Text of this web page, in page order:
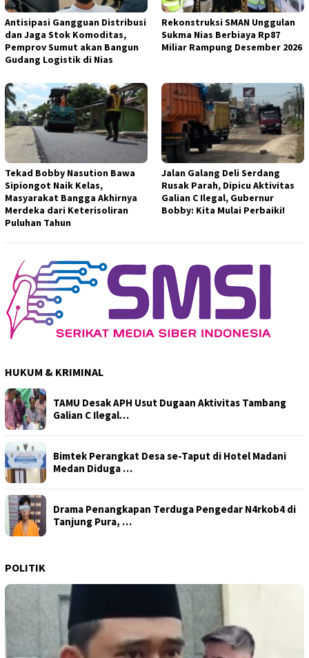
Antisipasi Gangguan Distribusi
dan Jaga Stok Komoditas,
Pemprov Sumut akan Bangun
Gudang Logistik di Nias
Rekonstruksi SMAN Unggulan
Sukma Nias Berbiaya Rp87
Miliar Rampung Desember 2026
Tekad Bobby Nasution Bawa
Sipiongot Naik Kelas,
Masyarakat Bangga Akhirnya
Merdeka dari Keterisoliran
Puluhan Tahun
Jalan Galang Deli Serdang
Rusak Parah, Dipicu Aktivitas
Galian C Ilegal, Gubernur
Bobby: Kita Mulai Perbaiki!
HUKUM & KRIMINAL
TAMU Desak APH Usut Dugaan Aktivitas Tambang
Galian C Ilegal…
Bimtek Perangkat Desa se-Taput di Hotel Madani
Medan Diduga …
Drama Penangkapan Terduga Pengedar N4rkob4 di
Tanjung Pura, …
POLITIK